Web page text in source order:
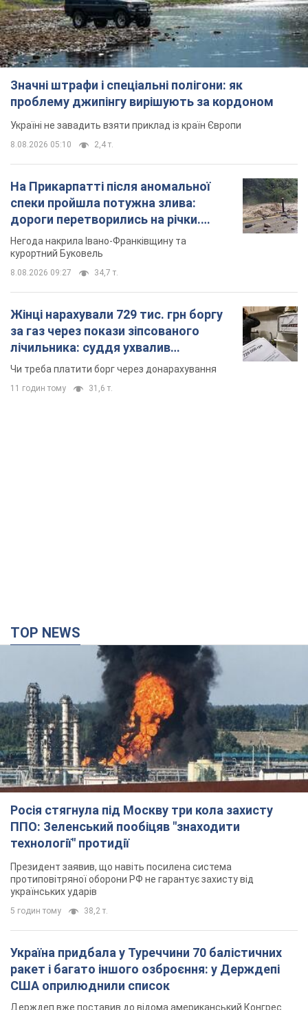
Значні штрафи і спеціальні полігони: як
проблему джипінгу вирішують за кордоном
Україні не завадить взяти приклад із країн Європи
8.08.2026 05:10 2,4 т.
На Прикарпатті після аномальної
спеки пройшла потужна злива:
дороги перетворились на річки.
Відео
Негода накрила Івано-Франківщину та
курортний Буковель
8.08.2026 09:27 34,7 т.
Жінці нарахували 729 тис. грн боргу
за газ через покази зіпсованого
лічильника: суддя ухвалив
неочікуване рішення
Чи треба платити борг через донарахування
11 годин тому 31,6 т.
TOP NEWS
Росія стягнула під Москву три кола захисту
ППО: Зеленський пообіцяв "знаходити
технології" протидії
Президент заявив, що навіть посилена система
протиповітряної оборони РФ не гарантує захисту від
українських ударів
5 годин тому 38,2 т.
Україна придбала у Туреччини 70 балістичних
ракет і багато іншого озброєння: у Держдепі
США оприлюднили список
Держдеп вже поставив до відома американський Конгрес